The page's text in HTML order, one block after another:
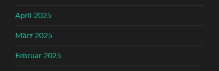
April 2025
März 2025
Februar 2025